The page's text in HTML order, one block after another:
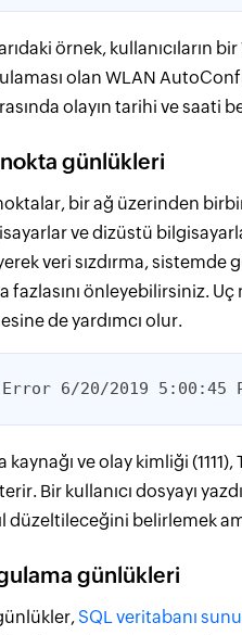
örnek, kullanıcıların
olan WLAN
olayın tarihi ve saati
günlükleri
bir ağ üzerinden
ve dizüstü
veri sızdırma, sistemde
fazlasını önleyebilirsiniz.
de yardımcı olur.
Error 6/20/2019 5:00:45
kaynağı ve olay kimliği
Bir kullanıcı dosyayı
düzeltileceğini belirlemek
günlükleri
SQL veritabanı